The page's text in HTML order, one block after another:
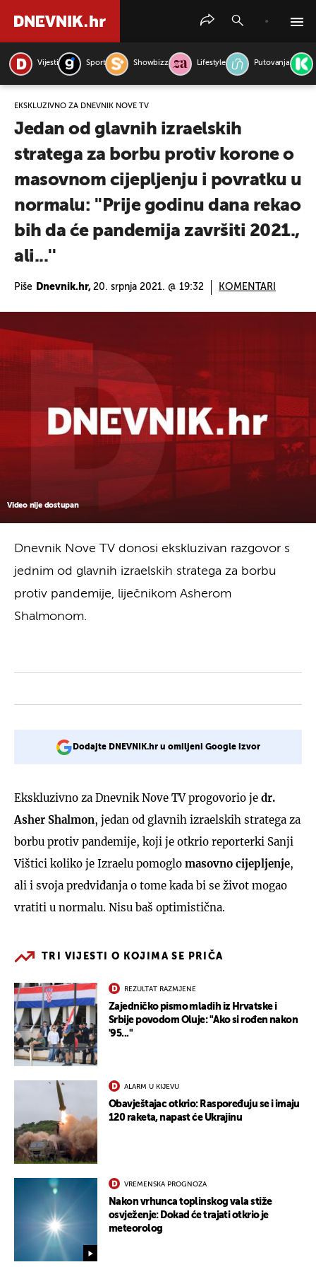
Vijesti Sport Showbizz Lifestyle Putovanja
EKSKLUZIVNO ZA DNEVNIK NOVE TV
Jedan od glavnih izraelskih
stratega za borbu protiv korone o
masovnom cijepljenju i povratku u
normalu: ''Prije godinu dana rekao
bih da će pandemija završiti 2021.,
ali...''
Piše Dnevnik.hr, 20. srpnja 2021. @ 19:32 KOMENTARI
Video nije dostupan
Dnevnik Nove TV donosi ekskluzivan razgovor s
jednim od glavnih izraelskih stratega za borbu
protiv pandemije, liječnikom Asherom
Shalmonom.
Dodajte DNEVNIK.hr u omiljeni Google izvor
Ekskluzivno za Dnevnik Nove TV progovorio je dr.
Asher Shalmon, jedan od glavnih izraelskih stratega za
borbu protiv pandemije, koji je otkrio reporterki Sanji
Vištici koliko je Izraelu pomoglo masovno cijepljenje,
ali i svoja predviđanja o tome kada bi se život mogao
vratiti u normalu. Nisu baš optimistična.
TRI VIJESTI O KOJIMA SE PRIČA
REZULTAT RAZMJENE
Zajedničko pismo mladih iz Hrvatske i
Srbije povodom Oluje: "Ako si rođen nakon
'95..."
ALARM U KIJEVU
Obavještajac otkrio: Raspoređuju se i imaju
120 raketa, napast će Ukrajinu
VREMENSKA PROGNOZA
Nakon vrhunca toplinskog vala stiže
osvježenje: Dokad će trajati otkrio je
meteorolog
PRETRAŽITE VIJESTI